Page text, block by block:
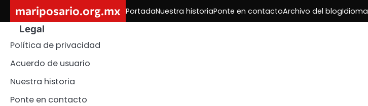
content
mariposario.org.mx PortadaNuestra historiaPonte en contactoArchivo del blogIdioma
Legal
Política de privacidad
Acuerdo de usuario
Nuestra historia
Ponte en contacto